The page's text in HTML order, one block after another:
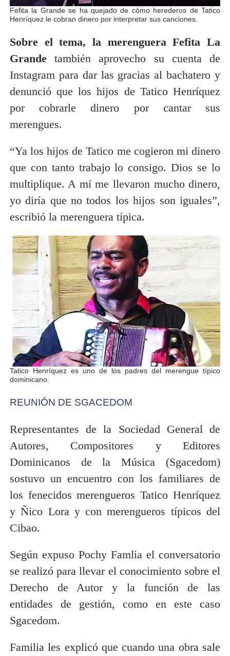
Fefita la Grande se ha quejado de cómo herederos de Tatico
Henríquez le cobran dinero por interpretar sus canciones.
Sobre el tema, la merenguera Fefita La
Grandetambién aprovecho su cuenta de
Instagram para dar las gracias al bachatero y
denunció que los hijos de Tatico Henríquez
por cobrarle dinero por cantar sus
merengues.
“Ya los hijos de Tatico me cogieron mi dinero
que con tanto trabajo lo consigo. Dios se lo
multiplique. A mí me llevaron mucho dinero,
yo diría que no todos los hijos son iguales”,
escribió la merenguera típica.
Tatico Henríquez es uno de los padres del merengue típico
dominicano.
REUNIÓN DE SGACEDOM
Representantes de la Sociedad General de
Autores, Compositores y Editores
Dominicanos de la Música (Sgacedom)
sostuvo un encuentro con los familiares de
los fenecidos merengueros Tatico Henríquez
y Ñico Lora y con merengueros típicos del
Cibao.
Según expuso Pochy Famlia el conversatorio
se realizó para llevar el conocimiento sobre el
Derecho de Autor y la función de las
entidades de gestión, como en este caso
Sgacedom.
Familia les explicó que cuando una obra sale